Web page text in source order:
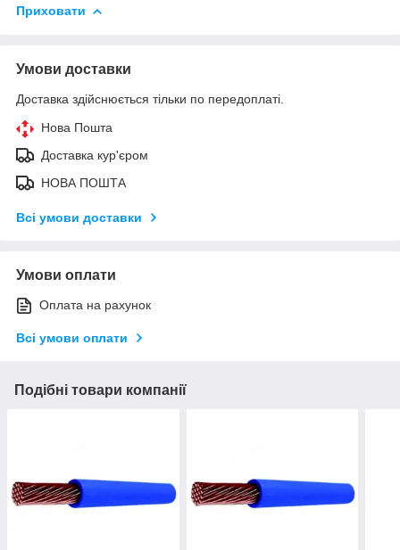
Приховати
Умови доставки
Доставка здійснюється тільки по передоплаті.
Нова Пошта
Доставка кур'єром
НОВА ПОШТА
Всі умови доставки
Умови оплати
Оплата на рахунок
Всі умови оплати
Подібні товари компанії